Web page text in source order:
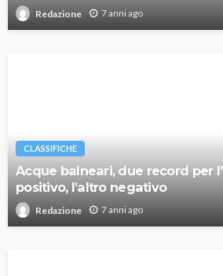
Redazione 7 anni ago
CLASSIFICHE
Acque balneari, due record per
positivo, l’altro negativo
Redazione 7 anni ago